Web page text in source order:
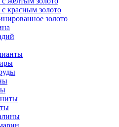
с красным золото
золото